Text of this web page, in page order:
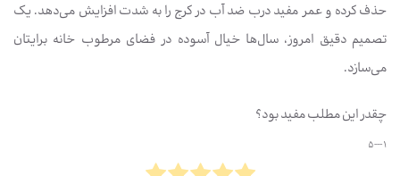
حذف کرده و عمر مفید درب ضد آب در کرج را به شدت افزایش می‌دهد. یک
تصمیم دقیق امروز، سال‌ها خیال آسوده در فضای مرطوب خانه برایتان
می‌سازد.
چقدر این مطلب مفید بود؟
1 --- 5